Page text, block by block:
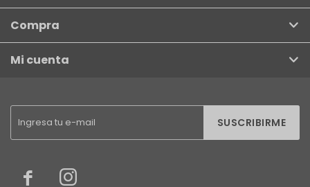
SUSCRIBIRME
 
Compra
Mi cuenta